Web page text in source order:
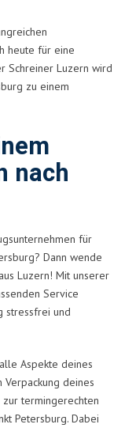
heute für eine
Schreiner Luzern wird
zu einem
nach
für
Dann wende
Luzern! Mit unserer
Service
stressfrei und
Aspekte deines
deines
termingerechten
Petersburg. Dabei